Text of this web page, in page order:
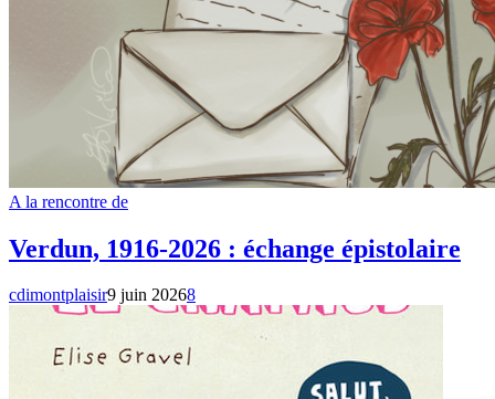
A la rencontre de
Verdun, 1916-2026 : échange épistolaire
cdimontplaisir9 juin 20268